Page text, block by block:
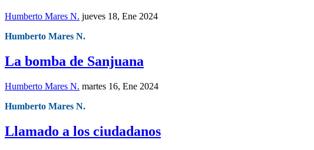
Humberto Mares N. jueves 18, Ene 2024
Humberto Mares N.
La bomba de Sanjuana
Humberto Mares N. martes 16, Ene 2024
Humberto Mares N.
Llamado a los ciudadanos